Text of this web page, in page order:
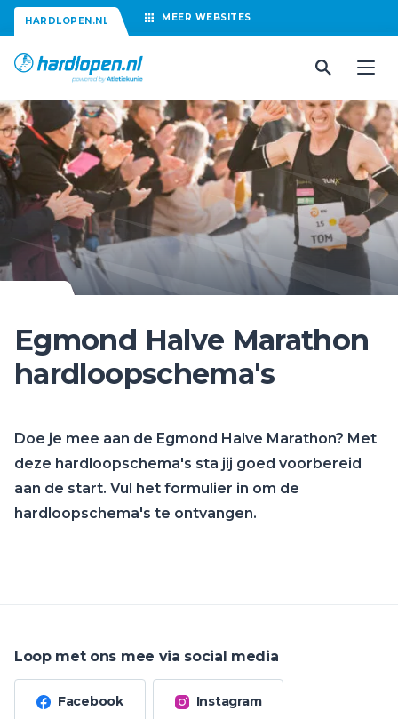
HARDLOPEN.NL MEER WEBSITES
Egmond Halve Marathon
hardloopschema's
Doe je mee aan de Egmond Halve Marathon? Met
deze hardloopschema's sta jij goed voorbereid
aan de start. Vul het formulier in om de
hardloopschema's te ontvangen.
Loop met ons mee via social media
Facebook Instagram